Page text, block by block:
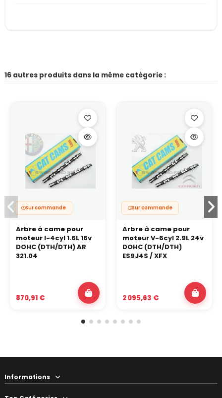
16 autres produits dans la même catégorie :
Sur commande
Arbre à came pour
moteur I-4cyl 1.6L 16v
DOHC (DTH/DTH) AR
321.04
870,91 €
Sur commande
Arbre à came pour
moteur V-6cyl 2.9L 24v
DOHC (DTH/DTH)
ES9J4S / XFX
2 095,63 €
Informations